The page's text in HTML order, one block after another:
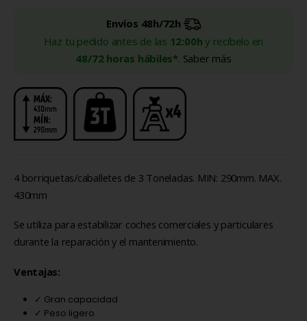
Envíos 48h/72h
Haz tu pedido antes de las 12:00h y recíbelo en
48/72 horas hábiles*. Saber más
4 borriquetas/caballetes de 3 Toneladas. MIN: 290mm. MAX.
430mm
Se utiliza para estabilizar coches comerciales y particulares
durante la reparación y el mantenimiento.
Ventajas:
✓ Gran capacidad
✓ Peso ligero